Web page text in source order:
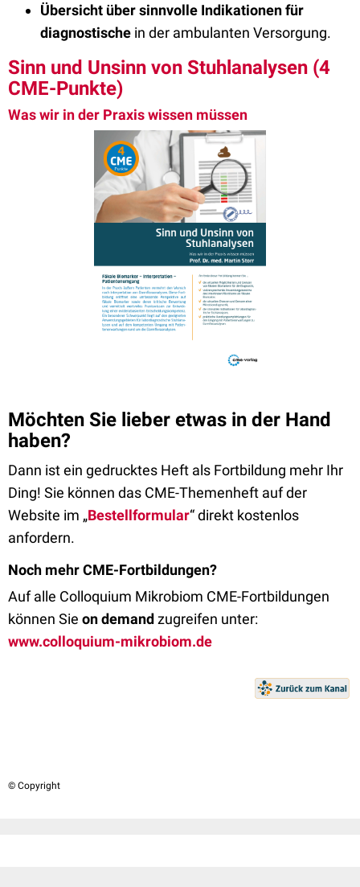
Übersicht über sinnvolle Indikationen für
diagnostische in der ambulanten Versorgung.
Sinn und Unsinn von Stuhlanalysen (4
CME-Punkte)
Was wir in der Praxis wissen müssen
Möchten Sie lieber etwas in der Hand
haben?
Dann ist ein gedrucktes Heft als Fortbildung mehr Ihr
Ding! Sie können das CME-Themenheft auf der
Website im „Bestellformular“ direkt kostenlos
anfordern.
Noch mehr CME-Fortbildungen?
Auf alle Colloquium Mikrobiom CME-Fortbildungen
können Sie on demand zugreifen unter:
www.colloquium-mikrobiom.de
© Copyright